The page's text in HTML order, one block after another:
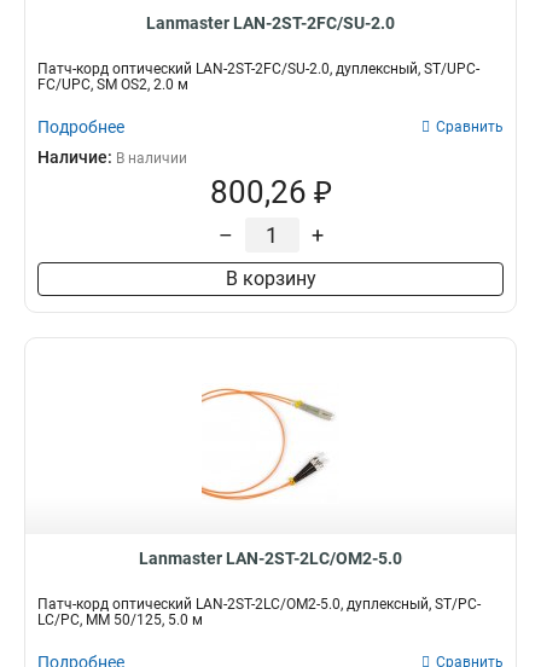
Lanmaster LAN-2ST-2FC/SU-2.0
Патч-корд оптический LAN-2ST-2FC/SU-2.0, дуплексный, ST/UPC-
FC/UPC, SM OS2, 2.0 м
Подробнее Сравнить
Наличие: В наличии
800,26 ₽
– +
В корзину
Lanmaster LAN-2ST-2LC/OM2-5.0
Патч-корд оптический LAN-2ST-2LC/OM2-5.0, дуплексный, ST/PC-
LC/PC, MM 50/125, 5.0 м
Подробнее Сравнить